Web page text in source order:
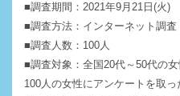
■調査期間：2021年9月21日(火)
■調査方法：インターネット調査
■調査人数：100人
■調査対象：全国20代～50代の女
100人の女性にアンケートを取